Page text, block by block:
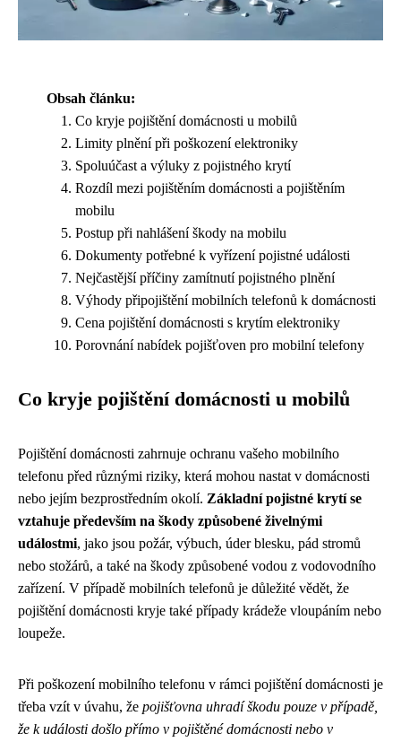
Obsah článku:
Co kryje pojištění domácnosti u mobilů
Limity plnění při poškození elektroniky
Spoluúčast a výluky z pojistného krytí
Rozdíl mezi pojištěním domácnosti a pojištěním
mobilu
Postup při nahlášení škody na mobilu
Dokumenty potřebné k vyřízení pojistné události
Nejčastější příčiny zamítnutí pojistného plnění
Výhody připojištění mobilních telefonů k domácnosti
Cena pojištění domácnosti s krytím elektroniky
Porovnání nabídek pojišťoven pro mobilní telefony
Co kryje pojištění domácnosti u mobilů
Pojištění domácnosti zahrnuje ochranu vašeho mobilního
telefonu před různými riziky, která mohou nastat v domácnosti
nebo jejím bezprostředním okolí. Základní pojistné krytí se
vztahuje především na škody způsobené živelnými
událostmi, jako jsou požár, výbuch, úder blesku, pád stromů
nebo stožárů, a také na škody způsobené vodou z vodovodního
zařízení. V případě mobilních telefonů je důležité vědět, že
pojištění domácnosti kryje také případy krádeže vloupáním nebo
loupeže.
Při poškození mobilního telefonu v rámci pojištění domácnosti je
třeba vzít v úvahu, že pojišťovna uhradí škodu pouze v případě,
že k události došlo přímo v pojištěné domácnosti nebo v